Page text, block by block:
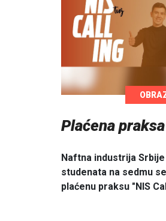
Plaćena
Naftna industrija
studenata na sedmu
plaćenu praksu "NIS